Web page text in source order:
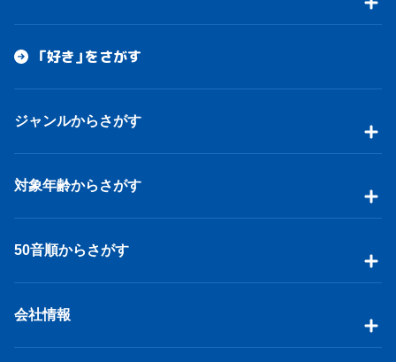
「好き」をさがす
ジャンルからさがす
対象年齢からさがす
50音順からさがす
会社情報